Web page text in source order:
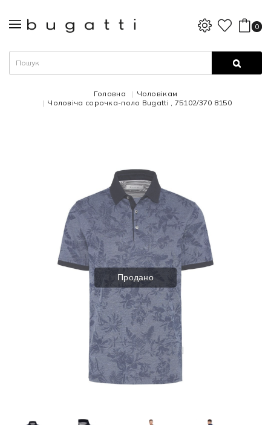
0
Головна
Чоловікам
Чоловіча сорочка-поло Bugatti , 75102/370 8150
Продано